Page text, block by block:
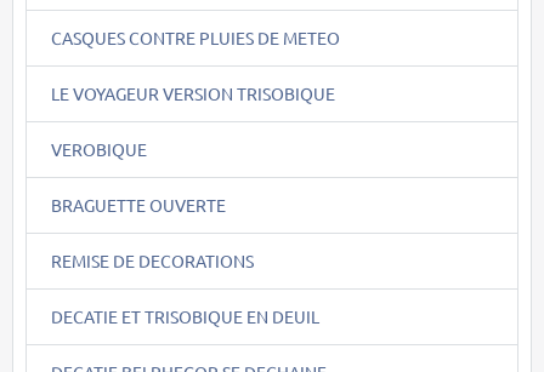
CASQUES CONTRE PLUIES DE METEO
LE VOYAGEUR VERSION TRISOBIQUE
VEROBIQUE
BRAGUETTE OUVERTE
REMISE DE DECORATIONS
DECATIE ET TRISOBIQUE EN DEUIL